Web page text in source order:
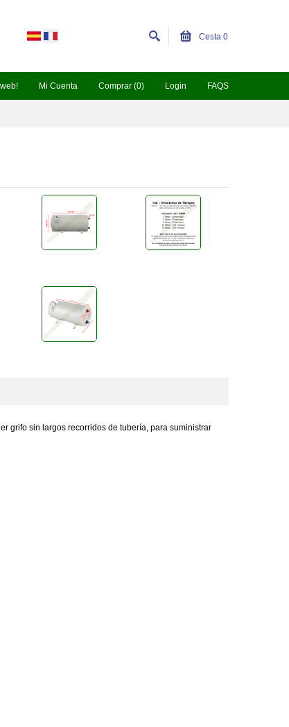
Mi Cuenta Comprar (0) Login FAQS
Cesta 0
grifo sin largos recorridos de tubería, para suministrar